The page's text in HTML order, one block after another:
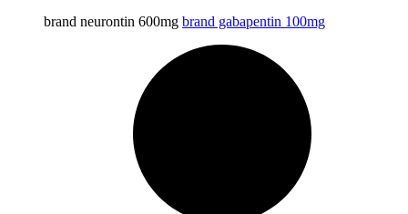
brand neurontin 600mg brand gabapentin 100mg